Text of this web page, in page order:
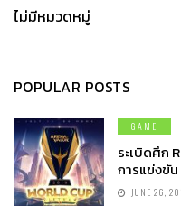
ไม่มีหมวดหมู่
POPULAR POSTS
GAME
ระเบิดศึก
การแข่งขัน
JUNE 26,